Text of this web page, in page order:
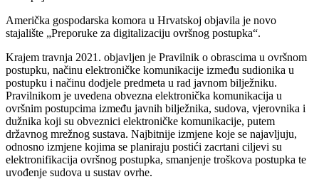
Američka gospodarska komora u Hrvatskoj objavila je novo
stajalište „Preporuke za digitalizaciju ovršnog postupka“.
Krajem travnja 2021. objavljen je Pravilnik o obrascima u ovršnom
postupku, načinu elektroničke komunikacije između sudionika u
postupku i načinu dodjele predmeta u rad javnom bilježniku.
Pravilnikom je uvedena obvezna elektronička komunikacija u
ovršnim postupcima između javnih bilježnika, sudova, vjerovnika i
dužnika koji su obveznici elektroničke komunikacije, putem
državnog mrežnog sustava. Najbitnije izmjene koje se najavljuju,
odnosno izmjene kojima se planiraju postići zacrtani ciljevi su
elektronifikacija ovršnog postupka, smanjenje troškova postupka te
uvođenje sudova u sustav ovrhe.